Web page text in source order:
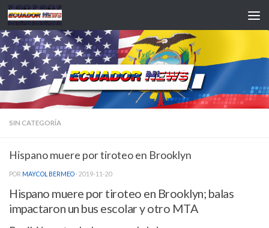
Saltar al contenido
SIN CATEGORÍA
Hispano muere por tiroteo en Brooklyn
POR MAYCOL BERMEO · 2019-11-20
Hispano muere por tiroteo en Brooklyn; balas
impactaron un bus escolar y otro MTA